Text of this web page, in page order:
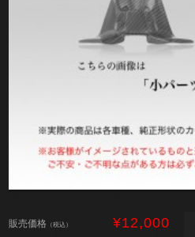
販売価格 （税込） ¥12,000